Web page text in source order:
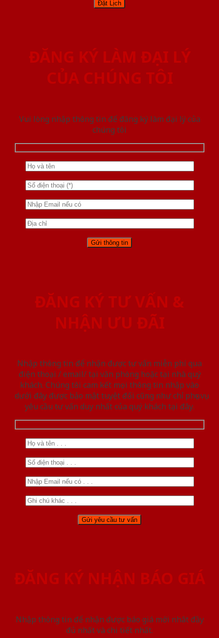
ĐĂNG KÝ LÀM ĐẠI LÝ
CỦA CHÚNG TÔI
Vui lòng nhập thông tin để đăng ký làm đại lý của
chúng tôi
ĐĂNG KÝ TƯ VẤN &
NHẬN ƯU ĐÃI
Nhập thông tin để nhận được tư vấn miễn phí qua
điện thoại / email/ tại văn phòng hoặc tại nhà quý
khách. Chúng tôi cam kết mọi thông tin nhập vào
dưới đây được bảo mật tuyệt đối cũng như chỉ phục vụ
yêu cầu tư vấn duy nhất của quý khách tại đây.
ĐĂNG KÝ NHẬN BÁO GIÁ
Nhập thông tin để nhận được báo giá mới nhât đầy
đủ nhất và chi tiết nhất.